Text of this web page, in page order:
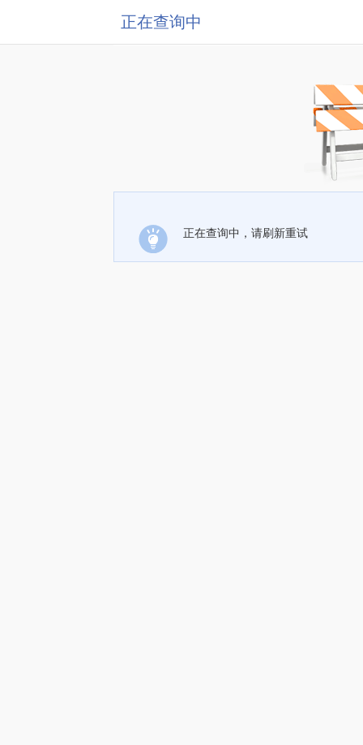
正在查询中
正在查询中，请刷新重试